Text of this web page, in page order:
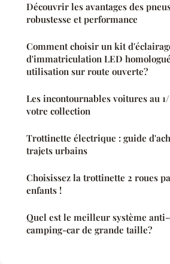
Découvrir les avantages des
robustesse et performance
Comment choisir un kit
d'immatriculation LED
utilisation sur route ouverte?
Les incontournables voitures au
votre collection
Trottinette électrique : guide
trajets urbains
Choisissez la trottinette 2 roues
enfants !
Quel est le meilleur système
camping-car de grande taille?